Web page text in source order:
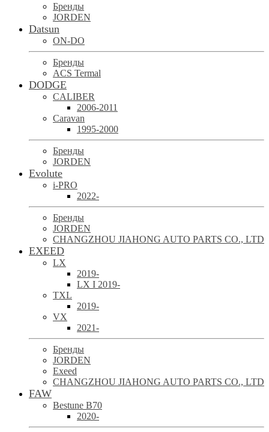
Бренды
JORDEN
Datsun
ON-DO
Бренды
ACS Termal
DODGE
CALIBER
2006-2011
Caravan
1995-2000
Бренды
JORDEN
Evolute
i-PRO
2022-
Бренды
JORDEN
CHANGZHOU JIAHONG AUTO PARTS CO., LTD
EXEED
LX
2019-
LX I 2019-
TXL
2019-
VX
2021-
Бренды
JORDEN
Exeed
CHANGZHOU JIAHONG AUTO PARTS CO., LTD
FAW
Bestune B70
2020-